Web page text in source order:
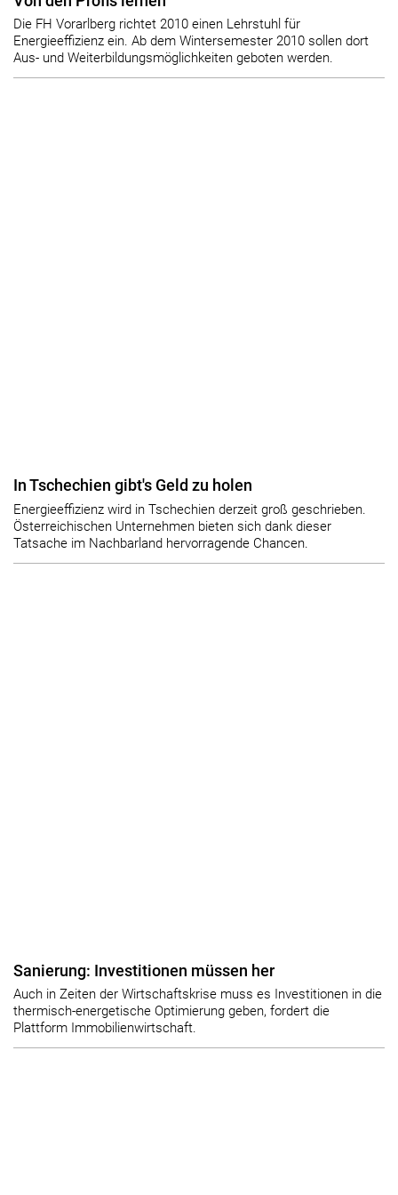
Die FH Vorarlberg richtet 2010 einen Lehrstuhl für
Energieeffizienz ein. Ab dem Wintersemester 2010 sollen dort
Aus- und Weiterbildungsmöglichkeiten geboten werden.
In Tschechien gibt's Geld zu holen
Energieeffizienz wird in Tschechien derzeit groß geschrieben.
Österreichischen Unternehmen bieten sich dank dieser
Tatsache im Nachbarland hervorragende Chancen.
Sanierung: Investitionen müssen her
Auch in Zeiten der Wirtschaftskrise muss es Investitionen in die
thermisch-energetische Optimierung geben, fordert die
Plattform Immobilienwirtschaft.